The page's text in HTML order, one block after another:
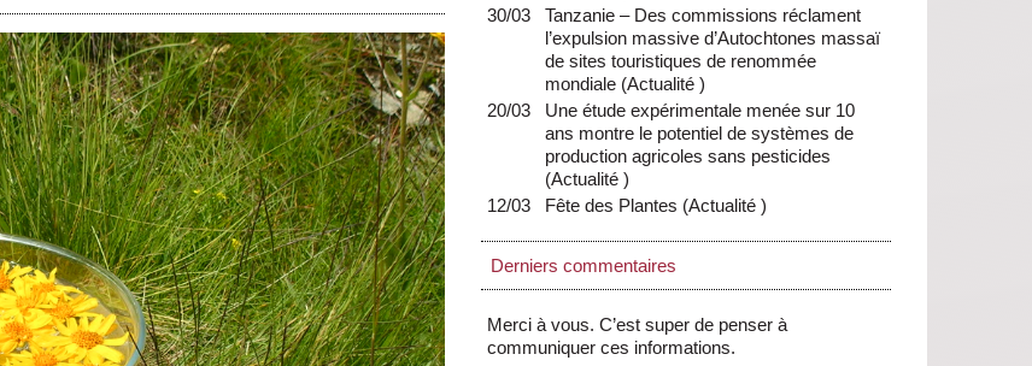
30/03
Tanzanie – Des commissions réclament
l’expulsion massive d’Autochtones massaï
de sites touristiques de renommée
mondiale (Actualité)
20/03
Une étude expérimentale menée sur 10
ans montre le potentiel de systèmes de
production agricoles sans pesticides
(Actualité)
12/03
Fête des Plantes (Actualité)
Derniers commentaires
Merci à vous. C’est super de penser à
communiquer ces informations.